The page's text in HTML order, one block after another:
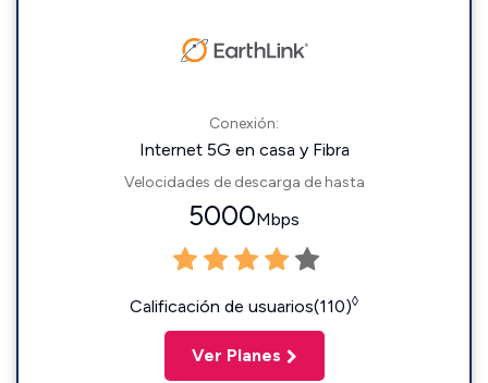
Conexión:
Internet 5G en casa y Fibra
Velocidades de descarga de hasta
5000Mbps
Calificación de usuarios(110)◊
Ver Planes